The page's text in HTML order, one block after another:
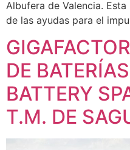
Albufera de Valencia.
de las ayudas para el
DE
BATTERY
T.M. DE